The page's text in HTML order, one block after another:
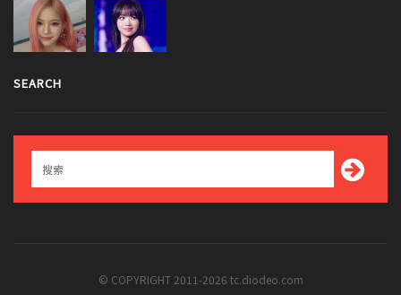
SEARCH
© COPYRIGHT 2011-2026 tc.diodeo.com